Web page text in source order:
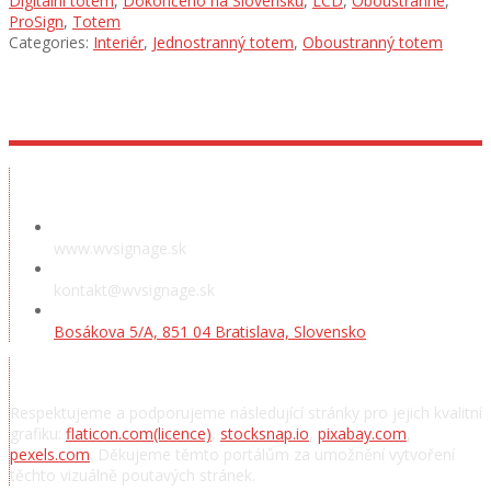
ProSign, Totem
Categories: Interiér, Jednostranný totem, Oboustranný totem
www.wvsignage.sk
kontakt@wvsignage.sk
Bosákova 5/A, 851 04 Bratislava, Slovensko
Respektujeme a podporujeme následující stránky pro jejich kvalitní
grafiku: flaticon.com(licence) stocksnap.io pixabay.com
pexels.com . Děkujeme těmto portálům za umožnění vytvoření
těchto vizuálně poutavých stránek.